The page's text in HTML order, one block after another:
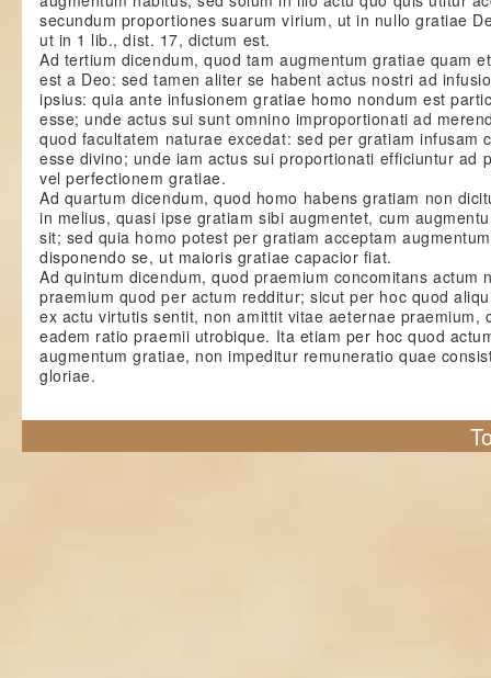
secundum proportiones suarum virium, ut in nullo gratiae
ut in 1 lib., dist. 17, dictum est.
Ad tertium dicendum, quod tam augmentum gratiae quam
est a Deo: sed tamen aliter se habent actus nostri ad
ipsius: quia ante infusionem gratiae homo nondum est
esse; unde actus sui sunt omnino improportionati ad
quod facultatem naturae excedat: sed per gratiam infusam
esse divino; unde iam actus sui proportionati efficiuntur ad
vel perfectionem gratiae.
Ad quartum dicendum, quod homo habens gratiam non
in melius, quasi ipse gratiam sibi augmentet, cum
sit; sed quia homo potest per gratiam acceptam
disponendo se, ut maioris gratiae capacior fiat.
Ad quintum dicendum, quod praemium concomitans actum
praemium quod per actum redditur; sicut per hoc quod
ex actu virtutis sentit, non amittit vitae aeternae praemium,
eadem ratio praemii utrobique. Ita etiam per hoc quod
augmentum gratiae, non impeditur remuneratio quae
gloriae.